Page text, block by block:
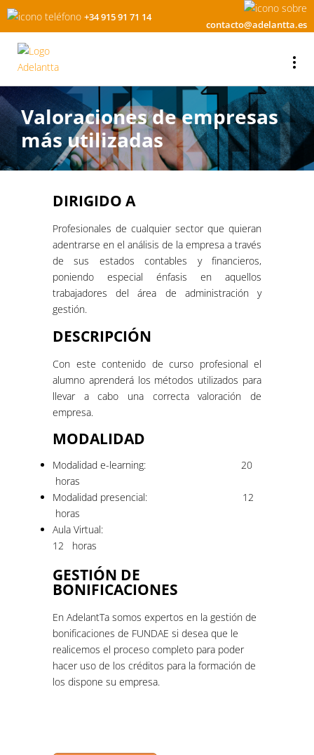
+34 915 91 71 14
contacto@adelantta.es
Valoraciones de empresas
más utilizadas
DIRIGIDO A
Profesionales de cualquier sector que quieran
adentrarse en el análisis de la empresa a través
de sus estados contables y financieros,
poniendo especial énfasis en aquellos
trabajadores del área de administración y
gestión.
DESCRIPCIÓN
Con este contenido de curso profesional el
alumno aprenderá los métodos utilizados para
llevar a cabo una correcta valoración de
empresa.
MODALIDAD
Modalidad e-learning: 20
horas
Modalidad presencial: 12
horas
Aula Virtual:
12 horas
GESTIÓN DE
BONIFICACIONES
En AdelantTa somos expertos en la gestión de
bonificaciones de FUNDAE si desea que le
realicemos el proceso completo para poder
hacer uso de los créditos para la formación de
los dispone su empresa.